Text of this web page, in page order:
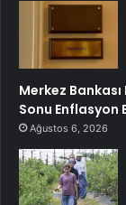
Merkez Bankası
Sonu Enflasyon
Ağustos 6, 2026